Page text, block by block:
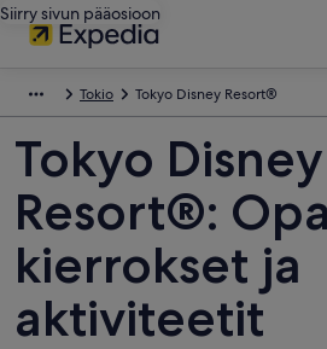
Siirry sivun pääosioon
Tokio Tokyo Disney Resort®
Tokyo Disney
Resort®:
kierrokset ja
aktiviteetit